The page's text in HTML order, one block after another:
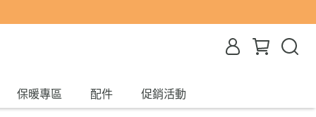
保暖專區 配件 促銷活動